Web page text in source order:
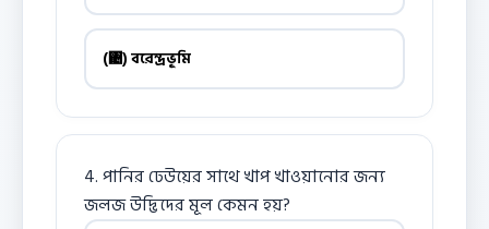
(঄) বরেন্দ্রভূমি
4. পানির ঢেউয়ের সাথে খাপ খাওয়ানোর জন্য
জলজ উদ্ভিদের মূল কেমন হয়?